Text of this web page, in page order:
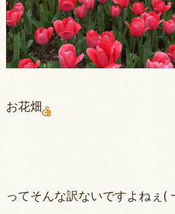
お花畑
ってそんな訳ないですよねぇ(